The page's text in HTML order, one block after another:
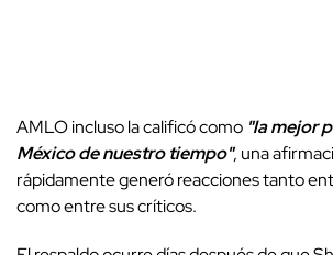
AMLO incluso la calificó como "la mejor
México de nuestro tiempo", una
rápidamente generó reacciones tanto
como entre sus críticos.